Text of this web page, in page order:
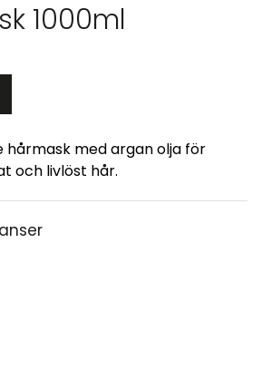
1000ml
hårmask med argan olja för
och livlöst hår.